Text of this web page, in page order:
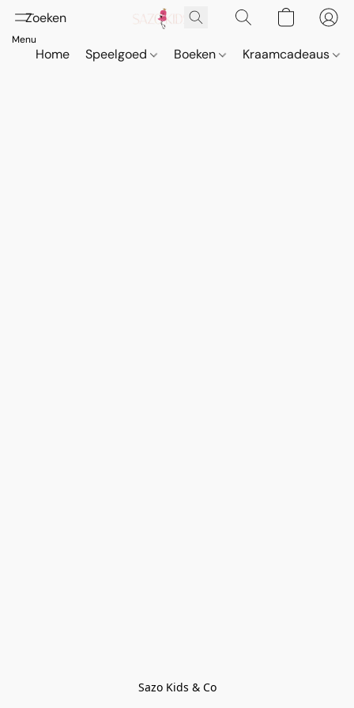
Home Speelgoed Boeken Kraamcadeaus
Sazo Kids & Co